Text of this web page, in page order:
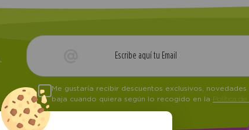
Me gustaría recibir descuentos exclusivos,
baja cuando quiera según lo recogido en la Política